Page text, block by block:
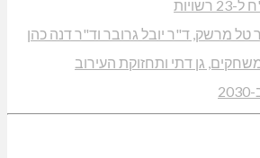
מרשק, ד"ר יובל גרובר וד"ר דנה כהן
גן דתי ותחזוקת העירוב